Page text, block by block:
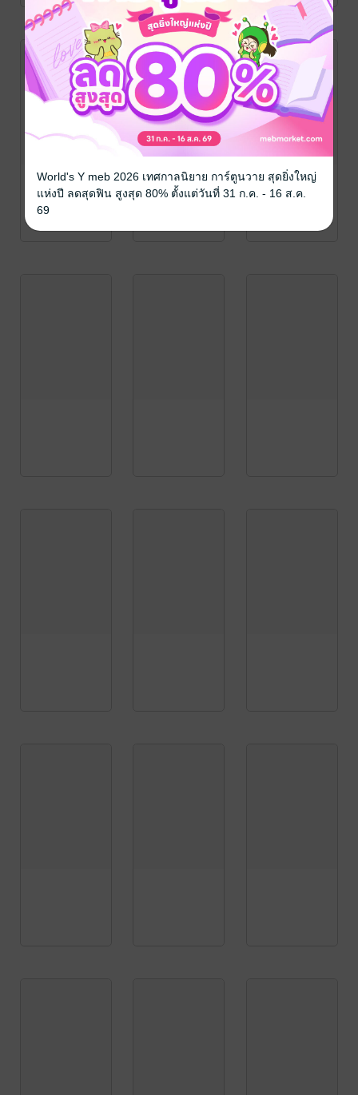
World's Y meb 2026 เทศกาลนิยาย การ์ตูนวาย สุดยิ่งใหญ่
แห่งปี ลดสุดฟิน สูงสุด 80% ตั้งแต่วันที่ 31 ก.ค. - 16 ส.ค.
69